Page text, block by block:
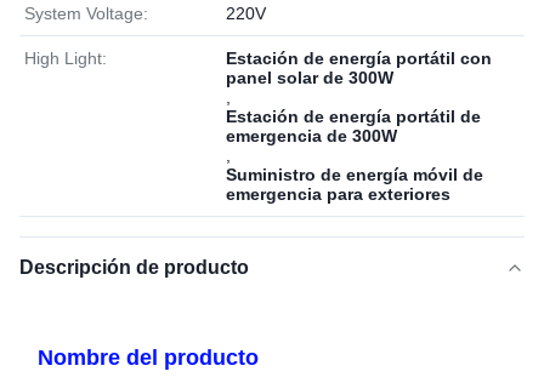
System Voltage: 220V
High Light:
Estación de energía portátil con
panel solar de 300W
Estación de energía portátil de
emergencia de 300W
Suministro de energía móvil de
emergencia para exteriores
Descripción de producto
Nombre del producto